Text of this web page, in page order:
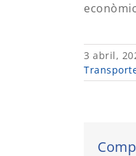
3 abril,